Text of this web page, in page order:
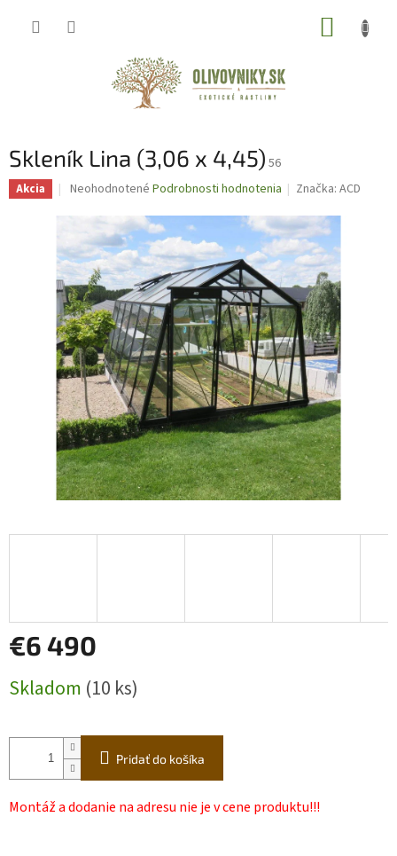
Skleník Lina (3,06 x 4,45) 56
Akcia
Priemerné
produktu
0,0
z
5
hviezdičiek.
Neohodnotené Podrobnosti hodnotenia Značka:ACD
€6 490
cena:
Skladom (10 ks)
Pridať do košíka
Montáž a dodanie na adresu nie je v cene produktu!!!